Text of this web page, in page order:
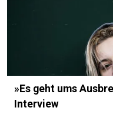
»Es geht ums
Interview